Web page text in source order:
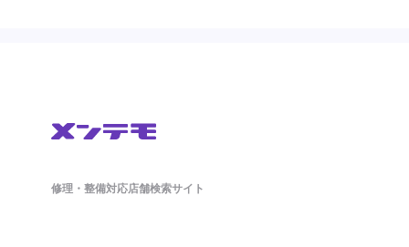
修理・整備対応店舗検索サイト